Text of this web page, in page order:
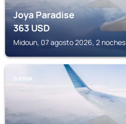
Joya Paradise
363USD
Midoun, 07 agosto 2026, 2 noches
DJERBA